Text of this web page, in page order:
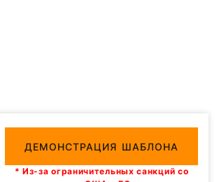
ДЕМОНСТРАЦИЯ ШАБЛОНА
* Из-за ограничительных санкций со